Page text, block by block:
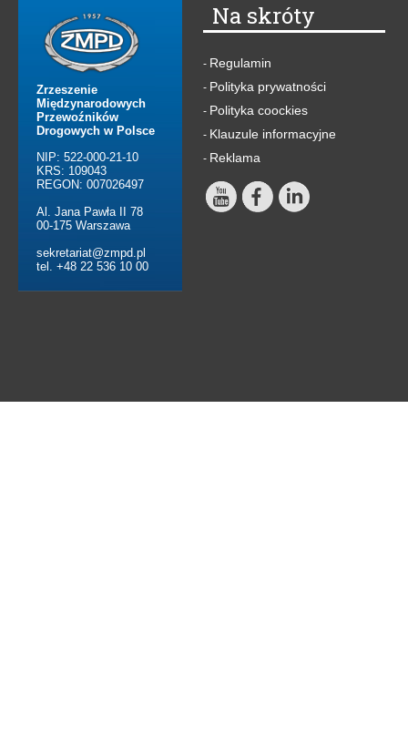
Zrzeszenie
Międzynarodowych
Przewoźników
Drogowych w Polsce
NIP: 522-000-21-10
KRS: 109043
REGON: 007026497
Al. Jana Pawła II 78
00-175 Warszawa
sekretariat@zmpd.pl
tel. +48 22 536 10 00
Na skróty
- Regulamin
- Polityka prywatności
- Polityka coockies
- Klauzule informacyjne
- Reklama